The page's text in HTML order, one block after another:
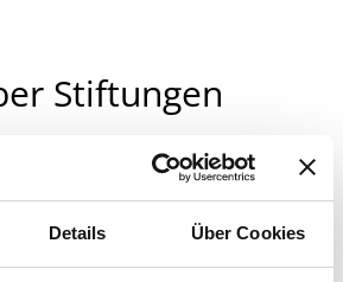
Details Über Cookies
Stiftungen
Unterstützung für ein
Hier können Sie